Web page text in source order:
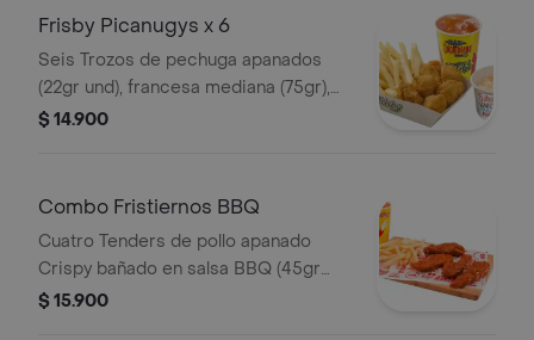
Frisby Picanugys x 6
Seis Trozos de pechuga apanados
(22gr und), francesa mediana (75gr),
ensalada de repollo (145gr) y gaseosa
$ 14.900
Combo Fristiernos BBQ
Cuatro Tenders de pollo apanado
Crispy bañado en salsa BBQ (45gr
c/u), porción de papas a la francesa
$ 15.900